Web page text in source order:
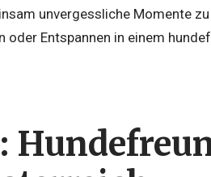
unvergessliche Momente zu
oder Entspannen in einem